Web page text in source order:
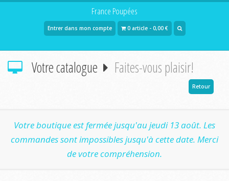
France Poupées
Entrer dans mon compte 0 article - 0,00 €
Votre catalogue Faites-vous plaisir!
Retour
Votre boutique est fermée jusqu'au jeudi 13 août. Les
commandes sont impossibles jusqu'à cette date. Merci
de votre compréhension.